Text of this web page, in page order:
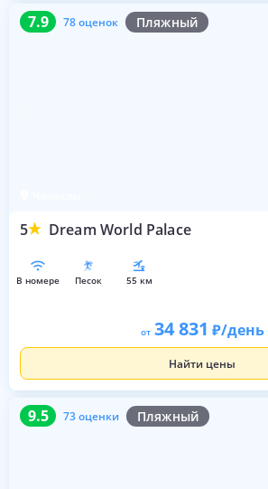
7.9 78 оценок Пляжный
5 Dream World Palace
7.9 78 оценок
в номере песок 55 км
от 34 831 /день
Найти цены
9.5 73 оценки Пляжный
9.5 73 оценки